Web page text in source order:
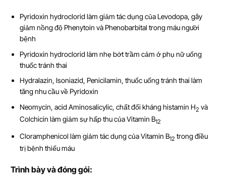
Pyridoxin hydroclorid làm giảm tác dụng của Levodopa, gây
giảm nồng độ Phenytoin và Phenobarbital trong máu người
bệnh
Pyridoxin hydroclorid làm nhẹ bớt trầm cảm ở phụ nữ uống
thuốc tránh thai
Hydralazin, Isoniazid, Penicilamin, thuốc uống tránh thai làm
tăng nhu cầu về Pyridoxin
Neomycin, acid Aminosalicylic, chất đối kháng histamin H2 và
Colchicin làm giảm sự hấp thu của Vitamin B12
Cloramphenicol làm giảm tác dụng của Vitamin B12 trong điều
trị bệnh thiếu máu
Trình bày và đóng gói: